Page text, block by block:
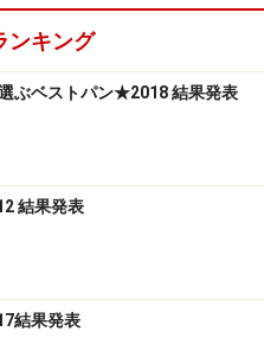
ンキング
ぶベストパン★2018 結果発表
結果発表
結果発表